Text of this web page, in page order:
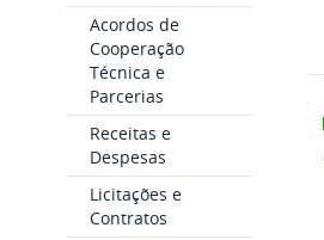
Acordos de
Cooperação
Técnica e
Parcerias
Receitas e
Despesas
Licitações e
Contratos